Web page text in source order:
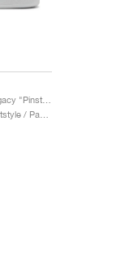
Palermo x Porsche Legacy "Pinstripe Pack"